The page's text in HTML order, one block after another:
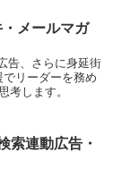
メールマガ
告、さらに身延街
リーダーを務め
考します。
索連動広告・